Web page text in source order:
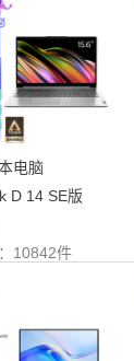
电脑
D 14 SE版
10842件